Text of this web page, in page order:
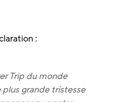
:
Trip du monde
plus grande tristesse